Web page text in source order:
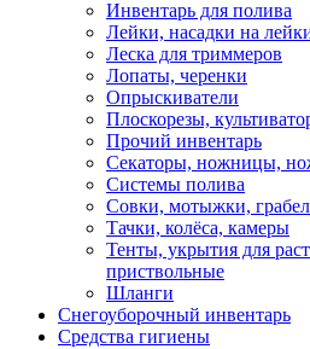
Инвентарь для полива
Лейки, насадки на
Леска для триммеров
Лопаты, черенки
Опрыскиватели
Плоскорезы,
Прочий инвентарь
Секаторы, ножницы,
Системы полива
Совки, мотыжки,
Тачки, колёса, камеры
Тенты, укрытия для
приствольные
Шланги
Снегоуборочный инвентарь
Средства гигиены